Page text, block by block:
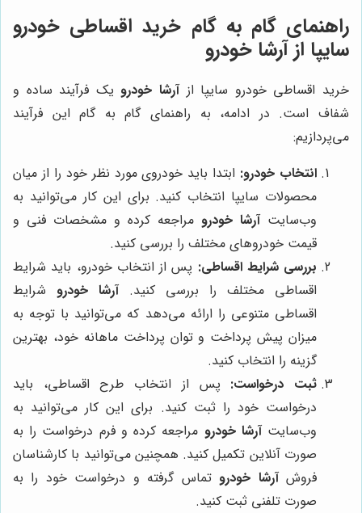
راهنمای گام به گام خرید اقساطی خودرو
سایپا از آرشا خودرو
خرید اقساطی خودرو سایپا ازآرشا خودرویک فرآیند ساده و
شفاف است. در ادامه، به راهنمای گام به گام این فرآیند
می‌پردازیم:
انتخاب خودرو: ابتدا باید خودروی مورد نظر خود را از میان
محصولات سایپا انتخاب کنید. برای این کار می‌توانید به
وب‌سایتآرشا خودرو مراجعه کرده و مشخصات فنی و
قیمت خودروهای مختلف را بررسی کنید.
بررسی شرایط اقساطی: پس از انتخاب خودرو، باید شرایط
اقساطی مختلف را بررسی کنید.آرشا خودرو شرایط
اقساطی متنوعی را ارائه می‌دهد که می‌توانید با توجه به
میزان پیش پرداخت و توان پرداخت ماهانه خود، بهترین
گزینه را انتخاب کنید.
ثبت درخواست: پس از انتخاب طرح اقساطی، باید
درخواست خود را ثبت کنید. برای این کار می‌توانید به
وب‌سایتآرشا خودرو مراجعه کرده و فرم درخواست را به
صورت آنلاین تکمیل کنید. همچنین می‌توانید با کارشناسان
فروشآرشا خودروتماس گرفته و درخواست خود را به
صورت تلفنی ثبت کنید.